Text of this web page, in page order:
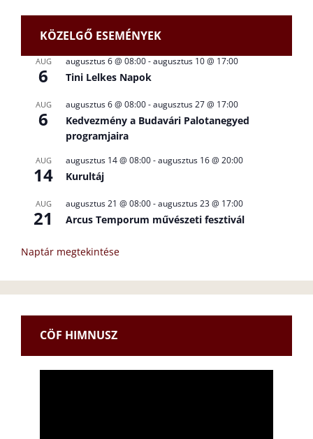
KÖZELGŐ ESEMÉNYEK
AUG
6
augusztus 6 @ 08:00-augusztus 10 @ 17:00
Tini Lelkes Napok
AUG
6
augusztus 6 @ 08:00-augusztus 27 @ 17:00
Kedvezmény a Budavári Palotanegyed
programjaira
AUG
14
augusztus 14 @ 08:00-augusztus 16 @ 20:00
Kurultáj
AUG
21
augusztus 21 @ 08:00-augusztus 23 @ 17:00
Arcus Temporum művészeti fesztivál
Naptár megtekintése
CÖF HIMNUSZ